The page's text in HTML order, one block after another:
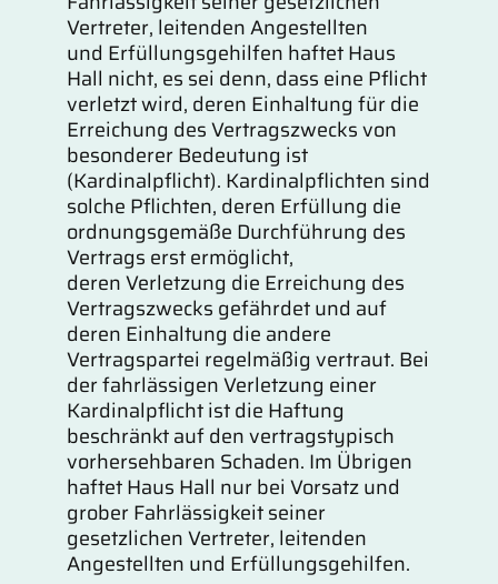
Vertreter, leitenden Angestellten
und Erfüllungsgehilfen haftet Haus
Hall nicht, es sei denn, dass eine Pflicht
verletzt wird, deren Einhaltung für die
Erreichung des Vertragszwecks von
besonderer Bedeutung ist
(Kardinalpflicht). Kardinalpflichten sind
solche Pflichten, deren Erfüllung die
ordnungsgemäße Durchführung des
Vertrags erst ermöglicht,
deren Verletzung die Erreichung des
Vertragszwecks gefährdet und auf
deren Einhaltung die andere
Vertragspartei regelmäßig vertraut. Bei
der fahrlässigen Verletzung einer
Kardinalpflicht ist die Haftung
beschränkt auf den vertragstypisch
vorhersehbaren Schaden. Im Übrigen
haftet Haus Hall nur bei Vorsatz und
grober Fahrlässigkeit seiner
gesetzlichen Vertreter, leitenden
Angestellten und Erfüllungsgehilfen.